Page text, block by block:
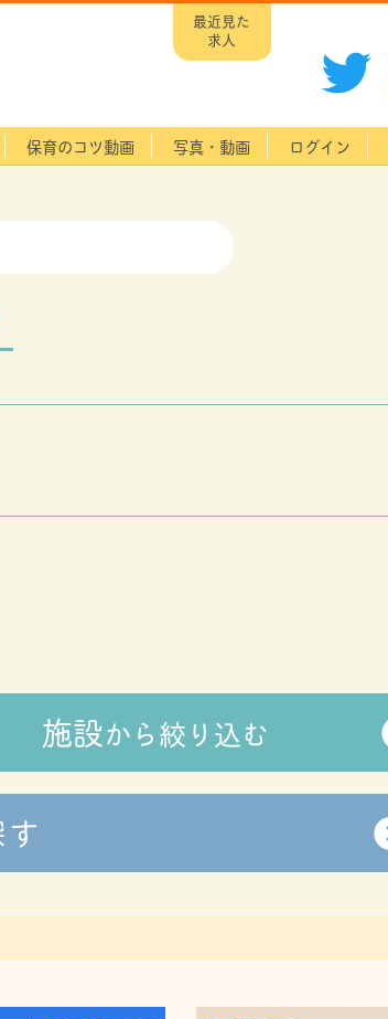
最近見た
求人
保育のコツ動画 写真・動画 ログイン
施設から絞り込む